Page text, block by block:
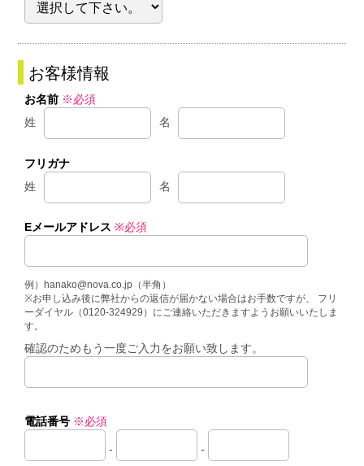
お客様情報
お名前 ※必須
姓
名
フリガナ
姓
名
Eメールアドレス ※必須
例）hanako@nova.co.jp（半角）
※お申し込み後に弊社からの返信が届かない場合はお手数ですが、 フリ
ーダイヤル（0120-324929）にご連絡いただきますようお願いいたしま
す。
確認のためもう一度ご入力をお願い致します。
電話番号 ※必須
- -